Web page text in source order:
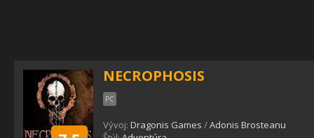
NECROPHOSIS
PC
Vývoj: Dragonis Games /Adonis Brosteanu